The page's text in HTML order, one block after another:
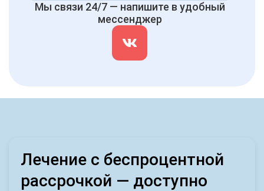
Мы связи 24/7 — напишите в удобный
мессенджер
Лечение с беспроцентной
рассрочкой — доступно